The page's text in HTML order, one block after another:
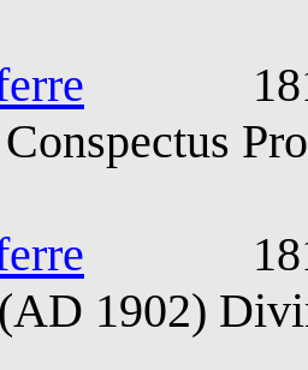
1815-
1815-
1902)